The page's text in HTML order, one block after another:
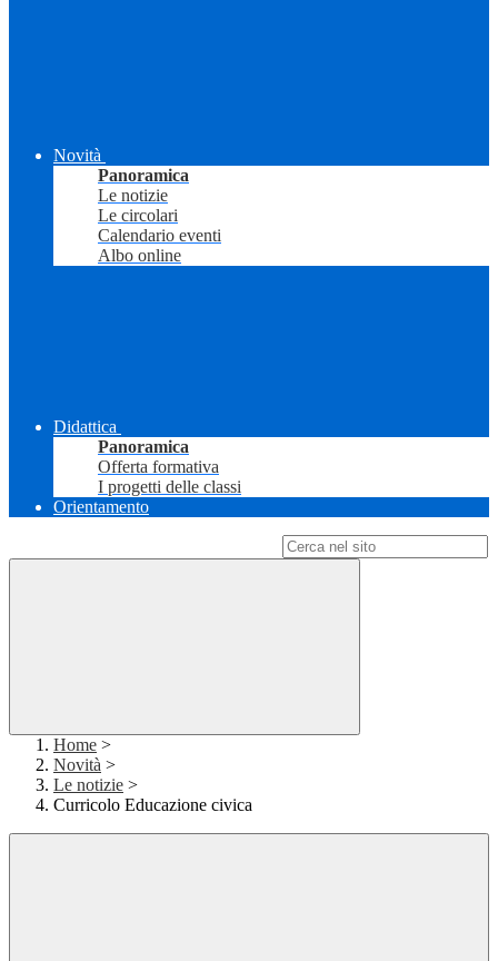
Novità
Panoramica
Le notizie
Le circolari
Calendario eventi
Albo online
Didattica
Panoramica
Offerta formativa
I progetti delle classi
Orientamento
Home >
Novità >
Le notizie >
Curricolo Educazione civica